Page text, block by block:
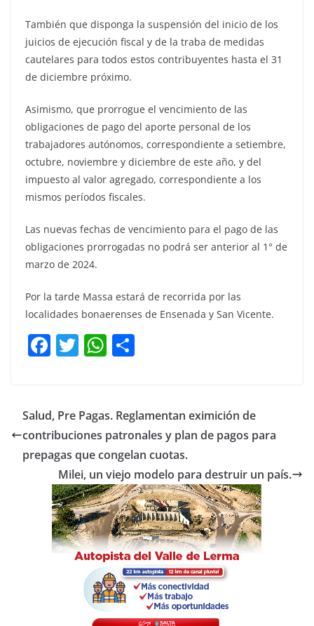
También que disponga la suspensión del inicio de los
juicios de ejecución fiscal y de la traba de medidas
cautelares para todos estos contribuyentes hasta el 31
de diciembre próximo.
Asimismo, que prorrogue el vencimiento de las
obligaciones de pago del aporte personal de los
trabajadores autónomos, correspondiente a setiembre,
octubre, noviembre y diciembre de este año, y del
impuesto al valor agregado, correspondiente a los
mismos períodos fiscales.
Las nuevas fechas de vencimiento para el pago de las
obligaciones prorrogadas no podrá ser anterior al 1° de
marzo de 2024.
Por la tarde Massa estará de recorrida por las
localidades bonaerenses de Ensenada y San Vicente.
F
e
b
o
o
k
T
er
W
s
A
p
p
p
ar
tir
Salud, Pre Pagas. Reglamentan eximición de
contribuciones patronales y plan de pagos para
prepagas que congelan cuotas.
Milei, un viejo modelo para destruir un país.